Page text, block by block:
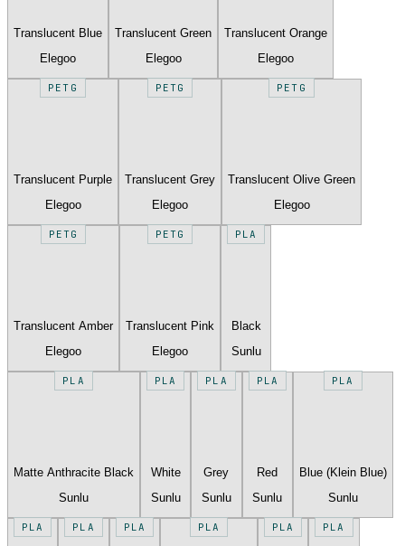
Translucent Blue
Elegoo
Translucent Green
Elegoo
Translucent Orange
Elegoo
PETG
Translucent Purple
Elegoo
PETG
Translucent Grey
Elegoo
PETG
Translucent Olive Green
Elegoo
PETG
Translucent Amber
Elegoo
PETG
Translucent Pink
Elegoo
PLA
Black
Sunlu
PLA
Matte Anthracite Black
Sunlu
PLA
White
Sunlu
PLA
Grey
Sunlu
PLA
Red
Sunlu
PLA
Blue (Klein Blue)
Sunlu
PLA PLA PLA PLA PLA PLA